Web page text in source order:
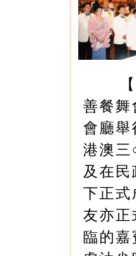
【
善餐舞
會廳舉
港澳三
及在
下正式
友亦正
臨的